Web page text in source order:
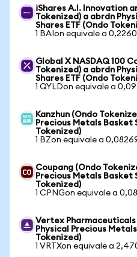
iShares A.I. Innovation
Tokenized) a abrdn
Shares ETF (Ondo
1 BAIon equivale a
Global X NASDAQ 100
Tokenized) a abrdn
Shares ETF (Ondo
1 QYLDon equivale a
Kanzhun (Ondo
Precious Metals Basket
Tokenized)
1 BZon equivale a
Coupang (Ondo
Precious Metals Basket
Tokenized)
1 CPNGon equivale a
Vertex
Physical Precious
Tokenized)
1 VRTXon equivale a